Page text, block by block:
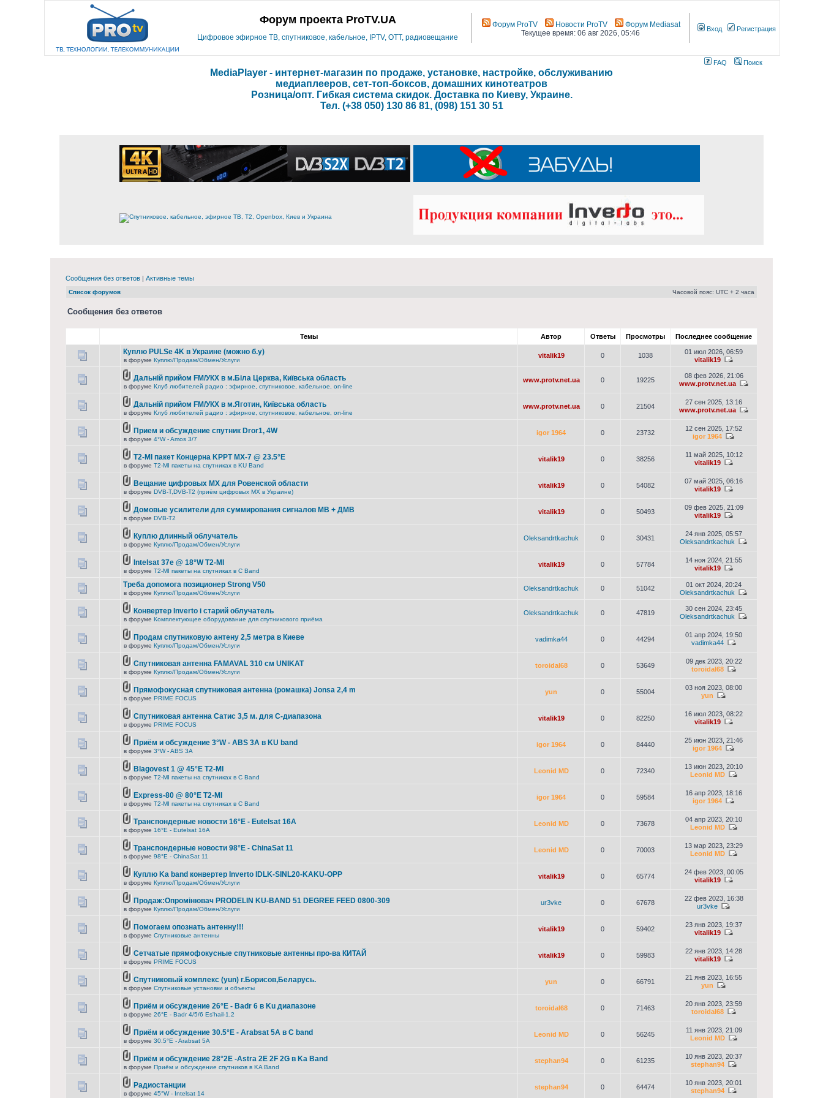
Форум проекта ProTV.UA
Цифровое эфирное ТВ, спутниковое, кабельное, IPTV, OTT, радиовещание
Форум ProTV Новости ProTV
Форум Mediasat
Текущее время: 06 авг 2026, 05:46
Вход Регистрация
FAQ Поиск
MediaPlayer - интернет-магазин по продаже, установке, настройке, обслуживанию
медиаплееров, сет-топ-боксов, домашних кинотеатров
Розница/опт. Гибкая система скидок. Доставка по Киеву, Украине.
Тел. (+38 050) 130 86 81, (098) 151 30 51
Сообщения без ответов | Активные темы
Список форумов Часовой пояс: UTC + 2 часа
Сообщения без ответов
Темы Автор Ответы Просмотры Последнее сообщение
Куплю PULSe 4K в Украине (можно б.у)
в форуме Куплю/Продам/Обмен/Услуги
vitalik19 0 1038
01 июл 2026, 06:59
vitalik19
Дальній прийом FM/УКХ в м.Біла Церква, Київська область
в форуме Клуб любителей радио : эфирное, спутниковое, кабельное, on-line
www.protv.net.ua 0 19225
08 фев 2026, 21:06
www.protv.net.ua
Дальній прийом FM/УКХ в м.Яготин, Київська область
в форуме Клуб любителей радио : эфирное, спутниковое, кабельное, on-line
www.protv.net.ua 0 21504
27 сен 2025, 13:16
www.protv.net.ua
Прием и обсуждение спутник Dror1, 4W
в форуме 4°W - Amos 3/7
igor 1964 0 23732
12 сен 2025, 17:52
igor 1964
T2-MI пакет Концерна KРРТ МХ-7 @ 23.5°E
в форуме T2-MI пакеты на спутниках в KU Band
vitalik19 0 38256
11 май 2025, 10:12
vitalik19
Вещание цифровых MX для Ровенской области
в форуме DVB-T,DVB-T2 (приём цифровых МХ в Украине)
vitalik19 0 54082
07 май 2025, 06:16
vitalik19
Домовые усилители для суммирования сигналов МВ + ДМВ
в форуме DVB-T2
vitalik19 0 50493
09 фев 2025, 21:09
vitalik19
Куплю длинный облучатель
в форуме Куплю/Продам/Обмен/Услуги
Oleksandrtkachuk 0 30431
24 янв 2025, 05:57
Oleksandrtkachuk
Intelsat 37e @ 18°W T2-MI
в форуме T2-MI пакеты на спутниках в С Band
vitalik19 0 57784
14 ноя 2024, 21:55
vitalik19
Треба допомога позиционер Strong V50
в форуме Куплю/Продам/Обмен/Услуги
Oleksandrtkachuk 0 51042
01 окт 2024, 20:24
Oleksandrtkachuk
Конвертер Inverto і старий облучатель
в форуме Комплектующее оборудование для спутникового приёма
Oleksandrtkachuk 0 47819
30 сен 2024, 23:45
Oleksandrtkachuk
Продам спутниковую антену 2,5 метра в Киеве
в форуме Куплю/Продам/Обмен/Услуги
vadimka44 0 44294
01 апр 2024, 19:50
vadimka44
Спутниковая антенна FAMAVAL 310 см UNIKAT
в форуме Куплю/Продам/Обмен/Услуги
toroidal68 0 53649
09 дек 2023, 20:22
toroidal68
Прямофокусная спутниковая антенна (ромашка) Jonsa 2,4 m
в форуме PRIME FOCUS
yun 0 55004
03 ноя 2023, 08:00
yun
Спутниковая антенна Сатис 3,5 м. для С-диапазона
в форуме PRIME FOCUS
vitalik19 0 82250
16 июл 2023, 08:22
vitalik19
Приём и обсуждение 3°W - ABS 3A в KU band
в форуме 3°W - ABS 3A
igor 1964 0 84440
25 июн 2023, 21:46
igor 1964
Blagovest 1 @ 45°E T2-MI
в форуме T2-MI пакеты на спутниках в С Band
Leonid MD 0 72340
13 июн 2023, 20:10
Leonid MD
Express-80 @ 80°E T2-MI
в форуме T2-MI пакеты на спутниках в С Band
igor 1964 0 59584
16 апр 2023, 18:16
igor 1964
Транспондерные новости 16°E - Eutelsat 16A
в форуме 16°E - Eutelsat 16A
Leonid MD 0 73678
04 апр 2023, 20:10
Leonid MD
Транспондерные новости 98°E - ChinaSat 11
в форуме 98°E - ChinaSat 11
Leonid MD 0 70003
13 мар 2023, 23:29
Leonid MD
Куплю Ka band конвертер Inverto IDLK-SINL20-KAKU-OPP
в форуме Куплю/Продам/Обмен/Услуги
vitalik19 0 65774
24 фев 2023, 00:05
vitalik19
Продаж:Опромінювач PRODELIN KU-BAND 51 DEGREE FEED 0800-309
в форуме Куплю/Продам/Обмен/Услуги
ur3vke 0 67678
22 фев 2023, 16:38
ur3vke
Помогаем опознать антенну!!!
в форуме Спутниковые антенны
vitalik19 0 59402
23 янв 2023, 19:37
vitalik19
Сетчатые прямофокусные спутниковые антенны про-ва КИТАЙ
в форуме PRIME FOCUS
vitalik19 0 59983
22 янв 2023, 14:28
vitalik19
Спутниковый комплекс (yun) г.Борисов,Беларусь.
в форуме Спутниковые установки и объекты
yun 0 66791
21 янв 2023, 16:55
yun
Приём и обсуждение 26°E - Badr 6 в Ku диапазоне
в форуме 26°E - Badr 4/5/6 Es'hail-1,2
toroidal68 0 71463
20 янв 2023, 23:59
toroidal68
Приём и обсуждение 30.5°E - Arabsat 5A в C band
в форуме 30.5°E - Arabsat 5A
Leonid MD 0 56245
11 янв 2023, 21:09
Leonid MD
Приём и обсуждение 28°2E -Astra 2E 2F 2G в Ka Band
в форуме Приём и обсуждение спутников в KA Band
stephan94 0 61235
10 янв 2023, 20:37
stephan94
Радиостанции
в форуме 45°W - Intelsat 14
stephan94 0 64474
10 янв 2023, 20:01
stephan94